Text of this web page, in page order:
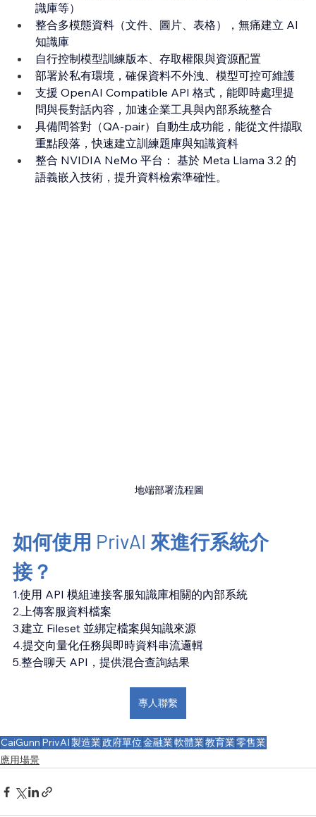
識庫等）
整合多模態資料（文件、圖片、表格），無痛建立 AI
知識庫
自行控制模型訓練版本、存取權限與資源配置
部署於私有環境，確保資料不外洩、模型可控可維護
支援 OpenAI Compatible API 格式，能即時處理提
問與長對話內容，加速企業工具與內部系統整合
具備問答對（QA-pair）自動生成功能，能從文件擷取
重點段落，快速建立訓練題庫與知識資料
整合 NVIDIA NeMo 平台： 基於 Meta Llama 3.2 的
語義嵌入技術，提升資料檢索準確性。
地端部署流程圖
如何使用 PrivAI 來進行系統介
接？
1.使用 API 模組連接客服知識庫相關的內部系統
2.上傳客服資料檔案
3.建立 Fileset 並綁定檔案與知識來源
4.提交向量化任務與即時資料串流邏輯
5.整合聊天 API，提供混合查詢結果
專人聯繫
CaiGunn PrivAI製造業政府單位金融業軟體業教育業零售業
應用場景